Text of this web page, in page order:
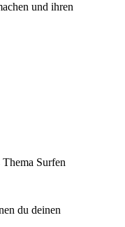
und ihren
Surfen
du deinen